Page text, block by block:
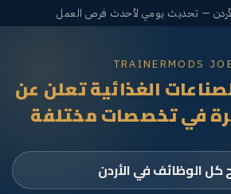
— تحديث يومي لأحدث فرص العمل
TRAINERMODS
الغذائية تعلن عن
في تخصصات مختلفة
الوظائف في الأردن